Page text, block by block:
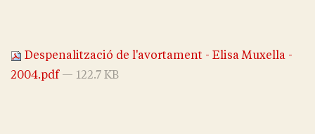
Despenalització de l'avortament - Elisa Muxella -
2004.pdf — 122.7 KB